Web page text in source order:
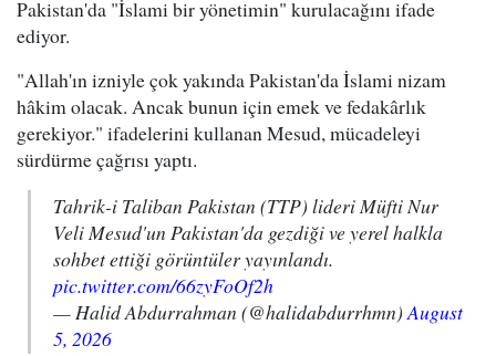
Pakistan'da "İslami bir yönetimin" kurulacağını ifade
ediyor.
"Allah'ın izniyle çok yakında Pakistan'da İslami nizam
hâkim olacak. Ancak bunun için emek ve fedakârlık
gerekiyor." ifadelerini kullanan Mesud, mücadeleyi
sürdürme çağrısı yaptı.
Tahrik-i Taliban Pakistan (TTP) lideri Müfti Nur
Veli Mesud'un Pakistan'da gezdiği ve yerel halkla
sohbet ettiği görüntüler yayınlandı.
pic.twitter.com/66zyFoOf2h
— Halid Abdurrahman (@halidabdurrhmn) August
5, 2026